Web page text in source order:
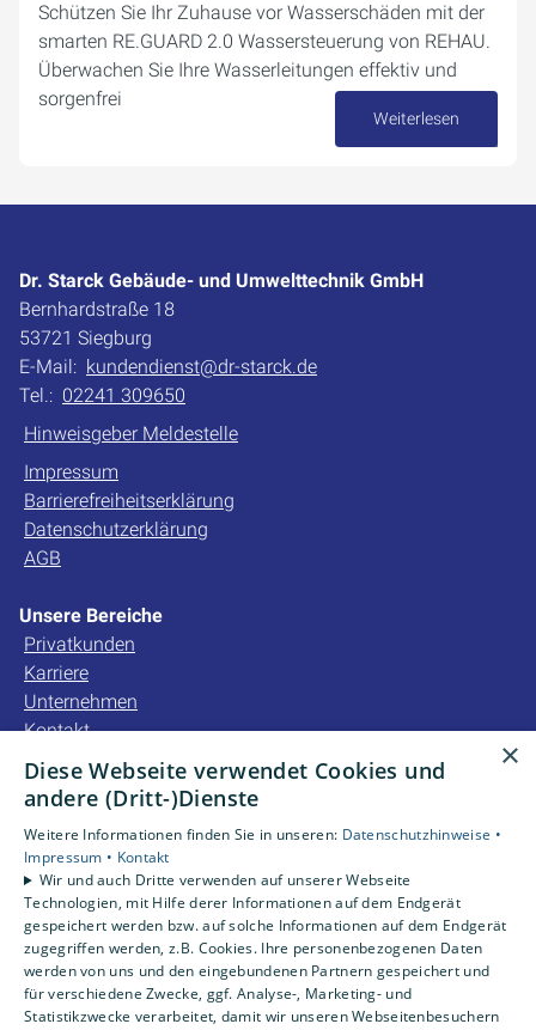
Schützen Sie Ihr Zuhause vor Wasserschäden mit der
smarten RE.GUARD 2.0 Wassersteuerung von REHAU.
Überwachen Sie Ihre Wasserleitungen effektiv und
sorgenfrei
Weiterlesen
Dr. Starck Gebäude- und Umwelttechnik GmbH
Bernhardstraße 18
53721 Siegburg
E-Mail: kundendienst@dr-starck.de
Tel.: 02241 309650
Hinweisgeber Meldestelle
Impressum
Barrierefreiheitserklärung
Datenschutzerklärung
AGB
Unsere Bereiche
Privatkunden
Karriere
Unternehmen
Kontakt
Unsere Bewertungen
4,2
×
Diese Webseite verwendet Cookies und
andere (Dritt-)Dienste
Weitere Informationen finden Sie in unseren: Datenschutzhinweise •
Impressum • Kontakt
Wir und auch Dritte verwenden auf unserer Webseite
Technologien, mit Hilfe derer Informationen auf dem Endgerät
gespeichert werden bzw. auf solche Informationen auf dem Endgerät
zugegriffen werden, z.B. Cookies. Ihre personenbezogenen Daten
werden von uns und den eingebundenen Partnern gespeichert und
für verschiedene Zwecke, ggf. Analyse-, Marketing- und
Statistikzwecke verarbeitet, damit wir unseren Webseitenbesuchern